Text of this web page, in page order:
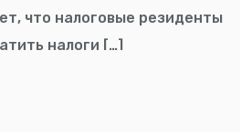
что налоговые резиденты
налоги […]